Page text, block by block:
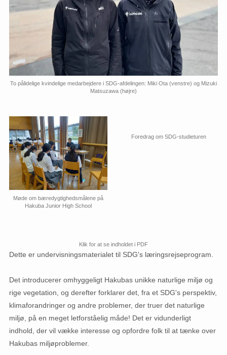
To pålidelige kvindelige medarbejdere i SDG-afdelingen: Miki Ota (venstre) og Mizuki
Matsuzawa (højre)
Møde om bæredygtighedsmålene på
Hakuba Junior High School
Foredrag om SDG-studieturen
Klik for at se indholdet i PDF
Dette er undervisningsmaterialet til SDG's læringsrejseprogram.
Det introducerer omhyggeligt Hakubas unikke naturlige miljø og
rige vegetation, og derefter forklarer det, fra et SDG's perspektiv,
klimaforandringer og andre problemer, der truer det naturlige
miljø, på en meget letforståelig måde! Det er vidunderligt
indhold, der vil vække interesse og opfordre folk til at tænke over
Hakubas miljøproblemer.